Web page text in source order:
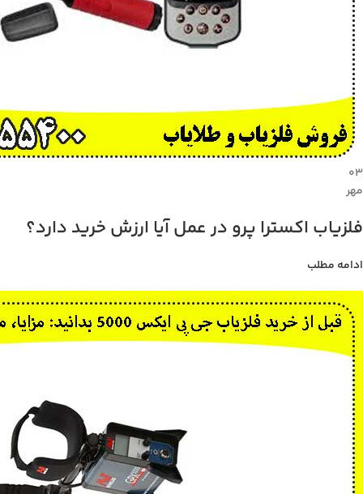
۰۳
مهر
فلزیاب اکسترا پرو در عمل آیا ارزش خرید دارد؟
ادامه مطلب